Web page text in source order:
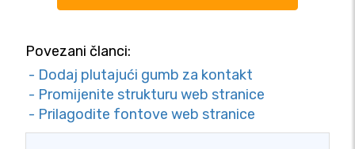
Povezani članci:
- Dodaj plutajući gumb za kontakt
- Promijenite strukturu web stranice
- Prilagodite fontove web stranice